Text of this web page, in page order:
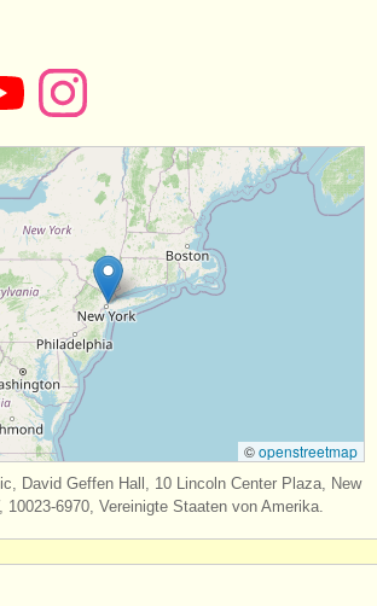
der klassischen musik ©openstreetmap
David Geffen Hall, 10 Lincoln Center Plaza, New
10023-6970, Vereinigte Staaten von Amerika.